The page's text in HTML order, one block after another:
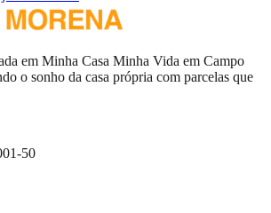
em Minha Casa Minha Vida em Campo
o sonho da casa própria com parcelas que
50